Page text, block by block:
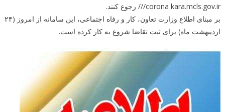
//corona kara.mcls.gov.ir/ رجوع کنند.
بر مبنای اطلاع وزارت تعاون، کار و رفاه اجتماعی، این سامانه از امروز (۲۴
اردیبهشت ماه) برای ثبت تقاضا شروع به کار کرده است.